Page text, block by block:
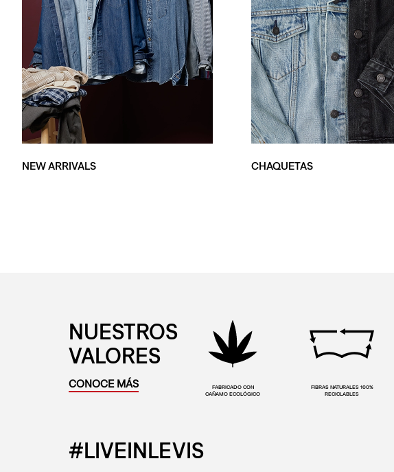
NEW ARRIVALS CHAQUETAS
NUESTROS
VALORES
CONOCE MÁS
FABRICADO CON
CAÑAMO ECOLÓGICO
FIBRAS NATURALES 100%
RECICLABLES
#LIVEINLEVIS